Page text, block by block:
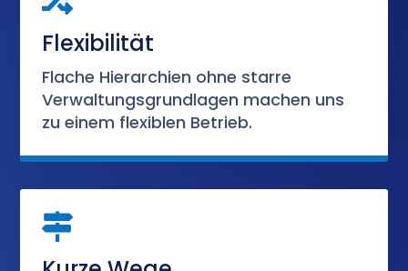
Flexibilität
Flache Hierarchien ohne starre
Verwaltungsgrundlagen machen uns
zu einem flexiblen Betrieb.
